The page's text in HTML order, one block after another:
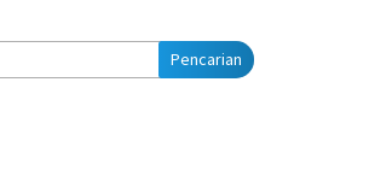
Pencarian